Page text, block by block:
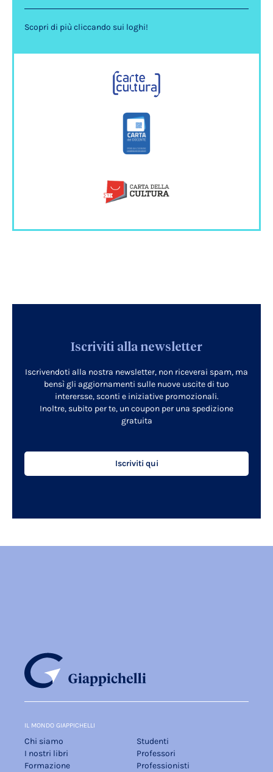
Scopri di più cliccando sui loghi!
Iscriviti alla newsletter
Iscrivendoti alla nostra newsletter, non riceverai spam, ma
bensì gli aggiornamenti sulle nuove uscite di tuo
interersse, sconti e iniziative promozionali.
Inoltre, subito per te, un coupon per una spedizione
gratuita
Iscriviti qui
IL MONDO GIAPPICHELLI
Chi siamo
I nostri libri
Formazione
Studenti
Professori
Professionisti